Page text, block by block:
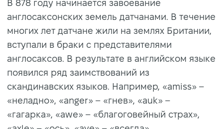
В 878 году начинается завоевание
англосаксонских земель датчанами. В течение
многих лет датчане жили на землях Британии,
вступали в браки с представителями
англосаксов. В результате в английском языке
появился ряд заимствований из
скандинавских языков. Например, «amiss» –
«неладно», «anger» – «гнев», «auk» –
«гагарка», «awe» – «благоговейный страх»,